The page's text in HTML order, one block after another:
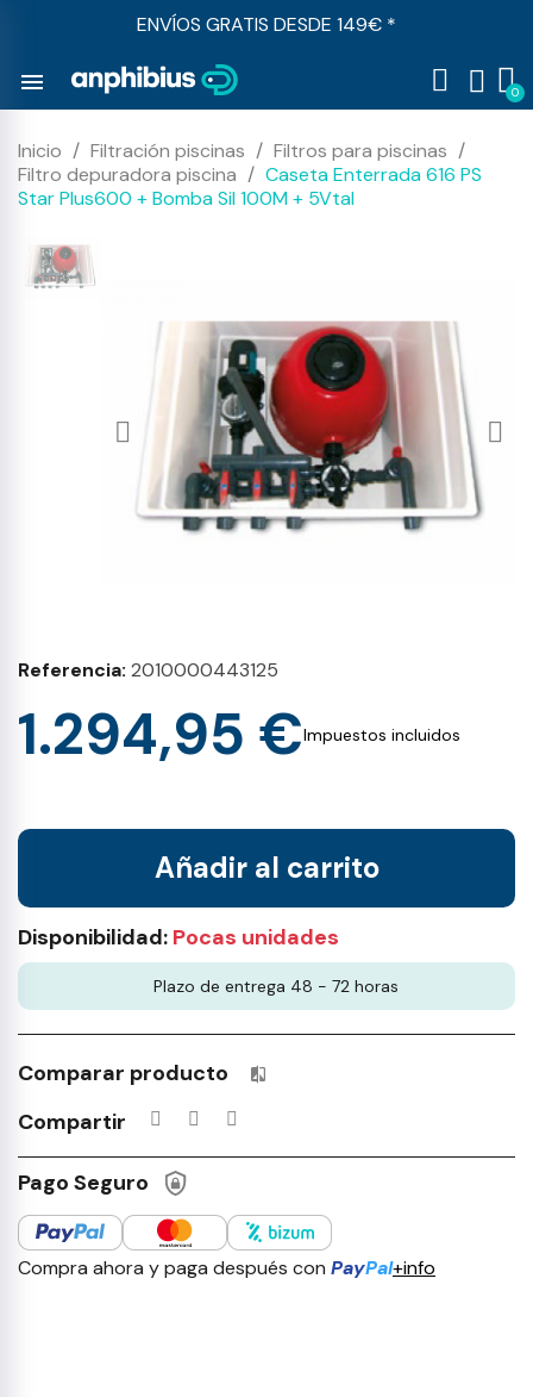
ENVÍOS GRATIS DESDE 149€ *
menu
Inicio Filtración piscinas
Filtros para piscinas
Filtro depuradora piscina
Caseta Enterrada 616 PS
Star Plus600 + Bomba Sil 100M + 5Vtal
Referencia 2010000443125
1.294,95 €Impuestos incluidos
Añadir al carrito
Disponibilidad: Pocas unidades
Plazo de entrega 48 - 72 horas
Comparar producto Productos incluidos en tu lista
Compartir
Pago Seguro
Compra ahora y paga después con PayPal+info